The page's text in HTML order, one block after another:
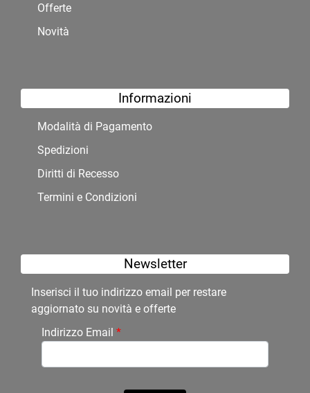
Offerte
Novità
Informazioni
Modalità di Pagamento
Spedizioni
Diritti di Recesso
Termini e Condizioni
Newsletter
Inserisci il tuo indirizzo email per restare
aggiornato su novità e offerte
Indirizzo Email *